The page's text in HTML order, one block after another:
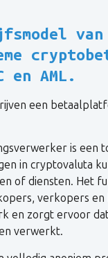
en AML.
een
is een
in cryptovaluta
of diensten. Het
verkopers en
en zorgt ervoor
verwerkt.